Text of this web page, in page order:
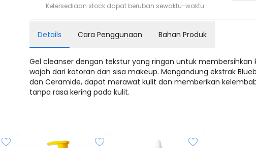
Ketersediaan stock dapat berubah sewaktu-waktu
Details Cara Penggunaan Bahan Produk
Gel cleanser dengan tekstur yang ringan untuk membersihkan
wajah dari kotoran dan sisa makeup. Mengandung ekstrak
dan Ceramide, dapat merawat kulit dan memberikan
tanpa rasa kering pada kulit.